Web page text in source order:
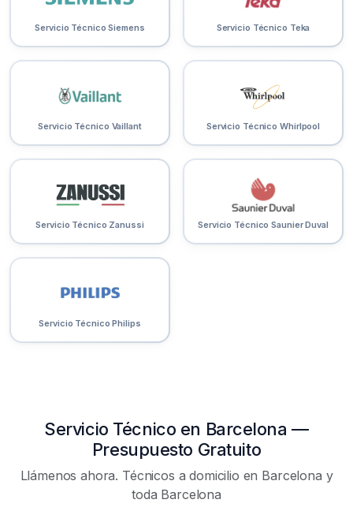
Servicio Técnico Siemens Servicio Técnico Teka
Servicio Técnico Vaillant Servicio Técnico Whirlpool
Servicio Técnico Zanussi Servicio Técnico Saunier Duval
Servicio Técnico Philips
Servicio Técnico en Barcelona —
Presupuesto Gratuito
Llámenos ahora. Técnicos a domicilio en Barcelona y
toda Barcelona